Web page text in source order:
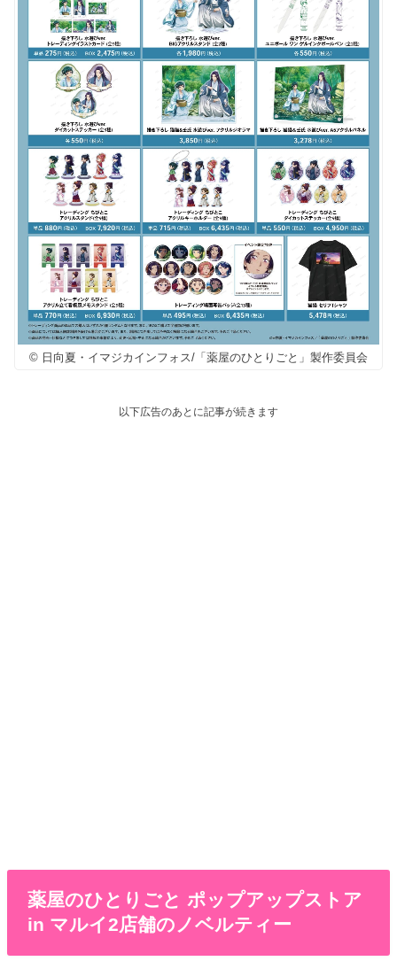
© 日向夏・イマジカインフォス/「薬屋のひとりごと」製作委員会
以下広告のあとに記事が続きます
薬屋のひとりごと ポップアップストア
in マルイ2店舗のノベルティー